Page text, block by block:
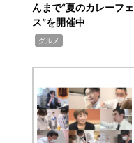
んまで“夏のカレーフェ
ス”を開催中
グルメ